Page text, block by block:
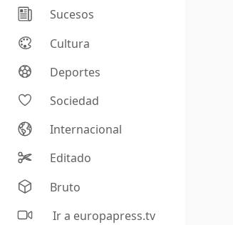
Sucesos
Cultura
Deportes
Sociedad
Internacional
Editado
Bruto
Ir a europapress.tv